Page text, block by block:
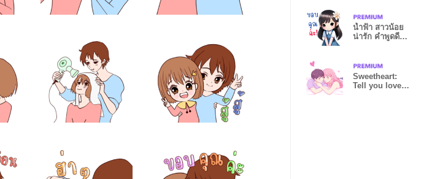
น้ำฟ้า สาวน้อย
น่ารัก คำพูดดีๆ
Sweetheart:
Tell you love